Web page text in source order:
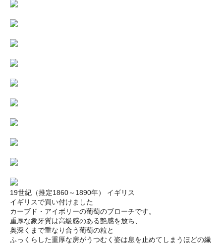
19世紀（推定1860～1890年） イギリス
イギリスで買い付けました
カーブド・アイボリーの葡萄のブローチです。
重厚な象牙質は高級感のある艶感を放ち、
奥深くまで重なり合う葡萄の粒と
ふっくらした重厚な房がうつむく姿は息を止めてしまうほどの繊